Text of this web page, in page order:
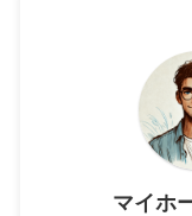
マイホ